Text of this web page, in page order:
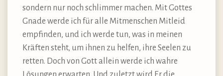
sondern nur noch schlimmer machen. Mit Gottes
Gnade werde ich für alle Mitmenschen Mitleid
empfinden, und ich werde tun, was in meinen
Kräften steht, um ihnen zu helfen, ihre Seelen zu
retten. Doch von Gott allein werde ich wahre